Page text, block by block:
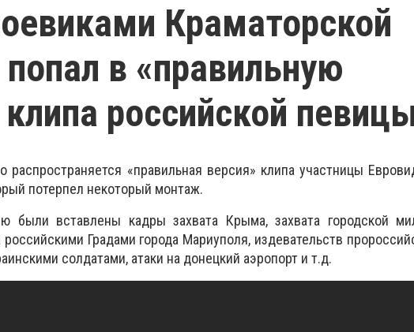
Краматорской
в «правильную
российской
распространяется «правильная версия» клипа участницы
потерпел некоторый монтаж.
были вставлены кадры захвата Крыма, захвата городской
российскими Градами города Мариуполя, издевательств
солдатами, атаки на донецкий аэропорт и т.д.